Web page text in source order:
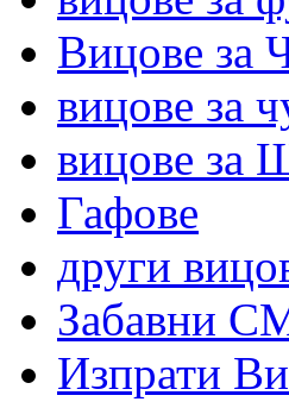
Вицове за
вицове за
вицове за
Гафове
други
Забавни
Изпрати